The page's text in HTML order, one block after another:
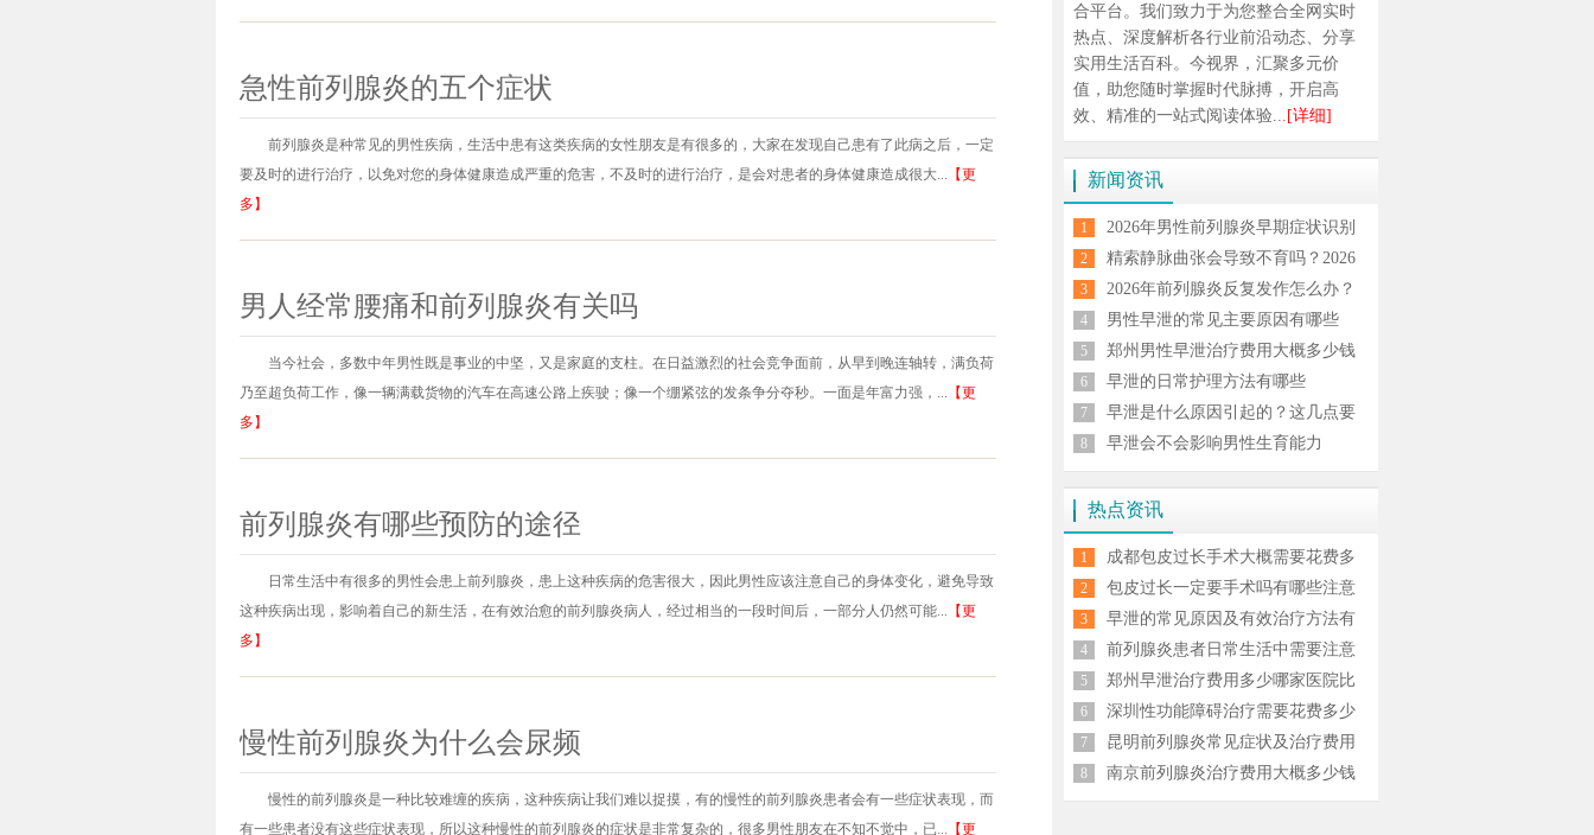
急性前列腺炎的五个症状
前列腺炎是种常见的男性疾病，生活中患有这类疾病的女性朋友是有很多的，大家在发现自己患有了此病之后，一定
要及时的进行治疗，以免对您的身体健康造成严重的危害，不及时的进行治疗，是会对患者的身体健康造成很大...
【更
多】
男人经常腰痛和前列腺炎有关吗
当今社会，多数中年男性既是事业的中坚，又是家庭的支柱。在日益激烈的社会竞争面前，从早到晚连轴转，满负荷
乃至超负荷工作，像一辆满载货物的汽车在高速公路上疾驶；像一个绷紧弦的发条争分夺秒。一面是年富力强，...
【更
多】
前列腺炎有哪些预防的途径
日常生活中有很多的男性会患上前列腺炎，患上这种疾病的危害很大，因此男性应该注意自己的身体变化，避免导致
这种疾病出现，影响着自己的新生活，在有效治愈的前列腺炎病人，经过相当的一段时间后，一部分人仍然可能...
【更
多】
慢性前列腺炎为什么会尿频
慢性的前列腺炎是一种比较难缠的疾病，这种疾病让我们难以捉摸，有的慢性的前列腺炎患者会有一些症状表现，而
有一些患者没有这些症状表现，所以这种慢性的前列腺炎的症状是非常复杂的，很多男性朋友在不知不觉中，已...
【更
合平台。我们致力于为您整合全网实时
热点、深度解析各行业前沿动态、分享
实用生活百科。今视界，汇聚多元价
值，助您随时掌握时代脉搏，开启高
效、精准的一站式阅读体验... [详细]
新闻资讯
1
2026年男性前列腺炎早期症状识别
与规范治疗方法全解析
2
精索静脉曲张会导致不育吗？2026
男科专家解析症状与治疗方案
3
2026年前列腺炎反复发作怎么办？
科学治疗与日常调理全攻略
4 男性早泄的常见主要原因有哪些
5 郑州男性早泄治疗费用大概多少钱
6 早泄的日常护理方法有哪些
7
早泄是什么原因引起的？这几点要
注意
8 早泄会不会影响男性生育能力
热点资讯
1
成都包皮过长手术大概需要花费多
少钱
2
包皮过长一定要手术吗有哪些注意
事项
3
早泄的常见原因及有效治疗方法有
4
前列腺炎患者日常生活中需要注意
什么
5
郑州早泄治疗费用多少哪家医院比
较好
6
深圳性功能障碍治疗需要花费多少
7
昆明前列腺炎常见症状及治疗费用
大概多少钱
8 南京前列腺炎治疗费用大概多少钱